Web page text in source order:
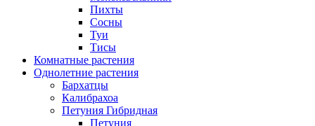
Пихты
Сосны
Туи
Тисы
Комнатные растения
Однолетние растения
Бархатцы
Калибрахоа
Петуния Гибридная
Петуния